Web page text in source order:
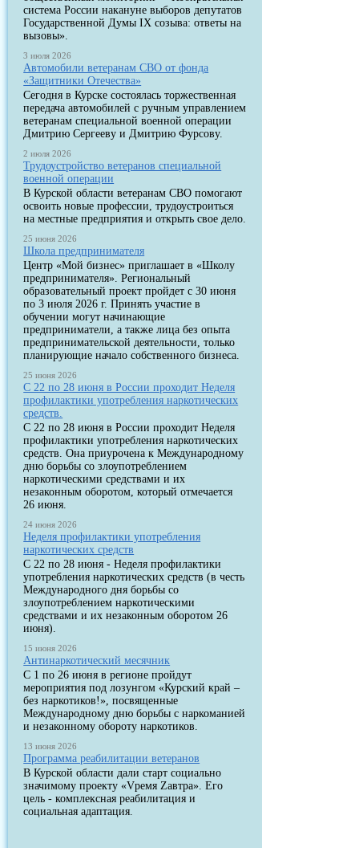
система России накануне выборов депутатов
Государственной Думы IX созыва: ответы на
вызовы».
3 июля 2026
Автомобили ветеранам СВО от фонда
«Защитники Отечества»
Сегодня в Курске состоялась торжественная
передача автомобилей с ручным управлением
ветеранам специальной военной операции
Дмитрию Сергееву и Дмитрию Фурсову.
2 июля 2026
Трудоустройство ветеранов специальной
военной операции
В Курской области ветеранам СВО помогают
освоить новые профессии, трудоустроиться
на местные предприятия и открыть свое дело.
25 июня 2026
Школа предпринимателя
Центр «Мой бизнес» приглашает в «Школу
предпринимателя». Региональный
образовательный проект пройдет с 30 июня
по 3 июля 2026 г. Принять участие в
обучении могут начинающие
предприниматели, а также лица без опыта
предпринимательской деятельности, только
планирующие начало собственного бизнеса.
25 июня 2026
С 22 по 28 июня в России проходит Неделя
профилактики употребления наркотических
средств.
С 22 по 28 июня в России проходит Неделя
профилактики употребления наркотических
средств. Она приурочена к Международному
дню борьбы со злоупотреблением
наркотическими средствами и их
незаконным оборотом, который отмечается
26 июня.
24 июня 2026
Неделя профилактики употребления
наркотических средств
С 22 по 28 июня - Неделя профилактики
употребления наркотических средств (в честь
Международного дня борьбы со
злоупотреблением наркотическими
средствами и их незаконным оборотом 26
июня).
15 июня 2026
Антинаркотический месячник
С 1 по 26 июня в регионе пройдут
мероприятия под лозунгом «Курский край –
без наркотиков!», посвященные
Международному дню борьбы с наркоманией
и незаконному обороту наркотиков.
13 июня 2026
Программа реабилитации ветеранов
В Курской области дали старт социально
значимому проекту «Vремя Zавтра». Его
цель - комплексная реабилитация и
социальная адаптация.